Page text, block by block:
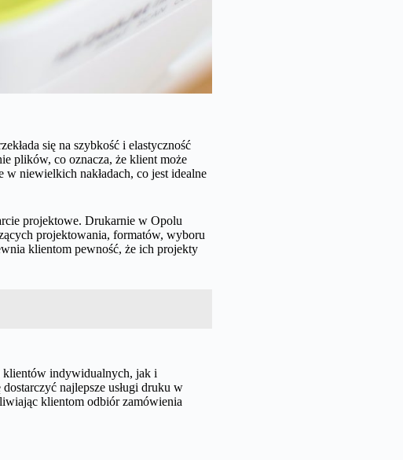
się na szybkość i elastyczność
plików, co oznacza, że klient może
niewielkich nakładach, co jest idealne
projektowe. Drukarnie w Opolu
projektowania, formatów, wyboru
klientom pewność, że ich projekty
klientów indywidualnych, jak i
najlepsze usługi druku w
klientom odbiór zamówienia